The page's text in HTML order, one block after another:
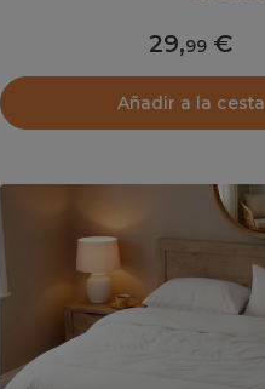
29,99
Añadir a la cesta